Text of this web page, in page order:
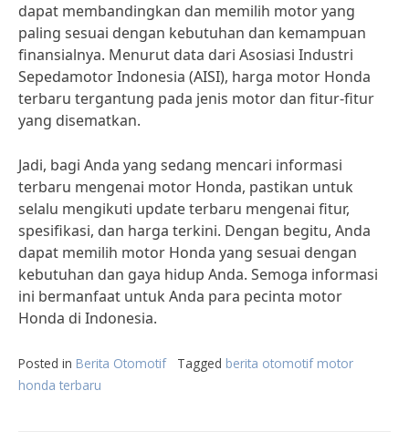
dapat membandingkan dan memilih motor yang
paling sesuai dengan kebutuhan dan kemampuan
finansialnya. Menurut data dari Asosiasi Industri
Sepedamotor Indonesia (AISI), harga motor Honda
terbaru tergantung pada jenis motor dan fitur-fitur
yang disematkan.
Jadi, bagi Anda yang sedang mencari informasi
terbaru mengenai motor Honda, pastikan untuk
selalu mengikuti update terbaru mengenai fitur,
spesifikasi, dan harga terkini. Dengan begitu, Anda
dapat memilih motor Honda yang sesuai dengan
kebutuhan dan gaya hidup Anda. Semoga informasi
ini bermanfaat untuk Anda para pecinta motor
Honda di Indonesia.
Posted in Berita Otomotif Tagged berita otomotif motor
honda terbaru